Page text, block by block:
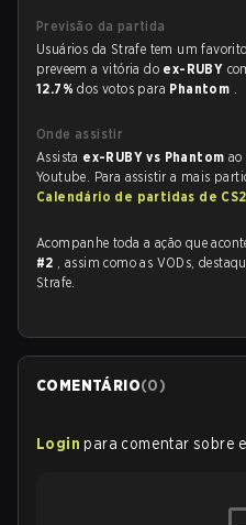
Previsão da partida
Usuários da Strafe tem um
preveem a vitória do ex-RUBY
12.7%dos votos para Phantom .
Onde assistir
Assista ex-RUBY vs Phantom ao
Youtube. Para assistir a mais
Calendário de partidas de CS2
Acompanhe toda a ação que
#2 , assim como as VODs,
Strafe.
COMENTÁRIO(0)
Login para comentar sobre